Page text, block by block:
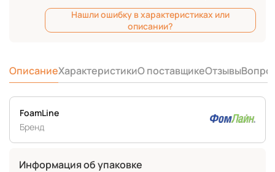
Нашли ошибку в характеристиках или
описании?
ОписаниеХарактеристикиО поставщикеОтзывы
FoamLine
Бренд
Информация об упаковке